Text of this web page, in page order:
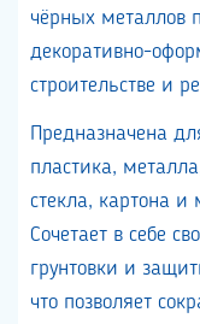
чёрных металлов
декоративно-
строительстве и
Предназначена
пластика,
стекла, картона и
Сочетает в себе
грунтовки и
что позволяет